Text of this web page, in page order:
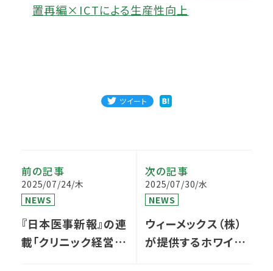
置再編×ICTによる生産性向上
ツイート
前の記事
2025/07/24/木
NEWS
『日本医事新報』の連
載「クリニック経営戦
次の記事
2025/07/30/水
NEWS
ウィーメックス（株）
が提供するホワイト